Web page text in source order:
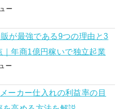
ー
が最強である9つの理由と3
｜年商1億円稼いで独立起業
ー
メーカー仕入れの利益率の目